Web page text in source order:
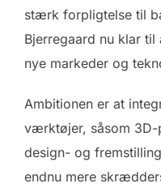
stærk forpligtelse til
Bjerregaard nu klar
nye markeder og
Ambitionen er at
værktøjer, såsom 3D-
design- og
endnu mere